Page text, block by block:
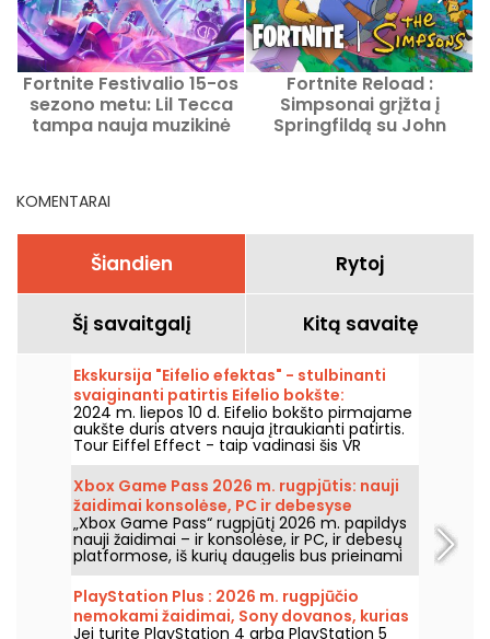
Fortnite Festivalio 15-os
sezono metu: Lil Tecca
tampa nauja muzikinė
Fortnite Reload :
Simpsonai grįžta į
Springfildą su John
KOMENTARAI
Šiandien Rytoj
Šį savaitgalį Kitą savaitę
Ekskursija "Eifelio efektas" - stulbinanti
svaiginanti patirtis Eifelio bokšte:
nemokamas kuponas
2024 m. liepos 10 d. Eifelio bokšto pirmajame
aukšte duris atvers nauja įtraukianti patirtis.
Tour Eiffel Effect - taip vadinasi šis VR
komandinis žaidimas, kuriame dalyvausite
fantastiškame nuotykyje - atstatysite Eifelio
bokštą ir skraidysite aplink jį paskutinę,
kulminacinę akimirką. Gera žinia ta, kad
atidarymo dieną nuo liepos 10 iki 22 d.
visiems, turintiems bilietą pakilti į viršų, jis yra
nemokamas.
Xbox Game Pass 2026 m. rugpjūtis: nauji
žaidimai konsolėse, PC ir debesyse
„Xbox Game Pass“ rugpjūtį 2026 m. papildys
nauji žaidimai – ir konsolėse, ir PC, ir debesų
platformose, iš kurių daugelis bus prieinami
iš karto nuo jų išleidimo. Štai pagrindiniai
papildymai, kuriuos Microsoft paskelbė
prenumeratoriams.
PlayStation Plus : 2026 m. rugpjūčio
nemokami žaidimai, Sony dovanos, kurias
Jei turite PlayStation 4 arba PlayStation 5